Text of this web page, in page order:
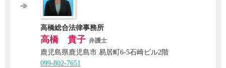
高橋総合法律事務所
高橋 貴子 弁護士
鹿児島県鹿児島市 易居町6-5石崎ビル2階
099-802-7651